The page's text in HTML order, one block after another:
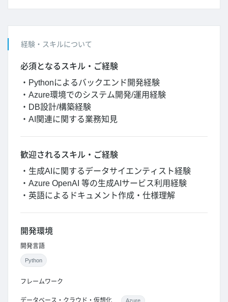
経験・スキルについて
必須となるスキル・ご経験
・Pythonによるバックエンド開発経験
・Azure環境でのシステム開発/運用経験
・DB設計/構築経験
・AI関連に関する業務知見
歓迎されるスキル・ご経験
・生成AIに関するデータサイエンティスト経験
・Azure OpenAI 等の生成AIサービス利用経験
・英語によるドキュメント作成・仕様理解
開発環境
開発言語
Python
フレームワーク
データベース・クラウド・仮想化 Azure